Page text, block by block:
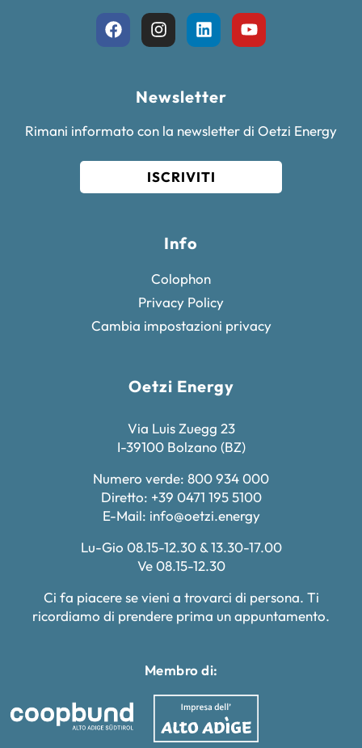
Newsletter
Rimani informato con la newsletter di Oetzi Energy
ISCRIVITI
Info
Colophon
Privacy Policy
Cambia impostazioni privacy
Oetzi Energy
Via Luis Zuegg 23
I-39100 Bolzano (BZ)
Numero verde: 800 934 000
Diretto: +39 0471 195 5100
E-Mail: info@oetzi.energy
Lu-Gio 08.15-12.30 & 13.30-17.00
Ve 08.15-12.30
Ci fa piacere se vieni a trovarci di persona. Ti
ricordiamo di prendere prima un appuntamento.
Membro di: